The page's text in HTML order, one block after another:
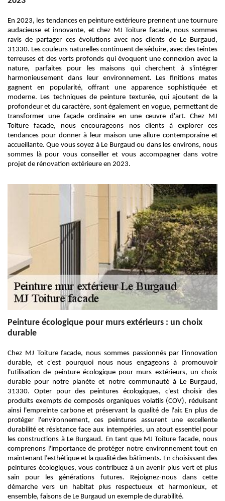
En 2023, les tendances en peinture extérieure prennent une tournure
audacieuse et innovante, et chez MJ Toiture facade, nous sommes
ravis de partager ces évolutions avec nos clients de Le Burgaud,
31330. Les couleurs naturelles continuent de séduire, avec des teintes
terreuses et des verts profonds qui évoquent une connexion avec la
nature, parfaites pour les maisons qui cherchent à s'intégrer
harmonieusement dans leur environnement. Les finitions mates
gagnent en popularité, offrant une apparence sophistiquée et
moderne. Les techniques de peinture texturée, qui ajoutent de la
profondeur et du caractère, sont également en vogue, permettant de
transformer une façade ordinaire en une œuvre d'art. Chez MJ
Toiture facade, nous encourageons nos clients à explorer ces
tendances pour donner à leur maison une allure contemporaine et
accueillante. Que vous soyez à Le Burgaud ou dans les environs, nous
sommes là pour vous conseiller et vous accompagner dans votre
projet de rénovation extérieure en 2023.
Peinture écologique pour murs extérieurs : un choix
durable
Chez MJ Toiture facade, nous sommes passionnés par l'innovation
durable, et c'est pourquoi nous nous engageons à promouvoir
l'utilisation de peinture écologique pour murs extérieurs, un choix
durable pour notre planète et notre communauté à Le Burgaud,
31330. Opter pour des peintures écologiques, c'est choisir des
produits exempts de composés organiques volatils (COV), réduisant
ainsi l'empreinte carbone et préservant la qualité de l'air. En plus de
protéger l'environnement, ces peintures assurent une excellente
durabilité et résistance face aux intempéries, un atout essentiel pour
les constructions à Le Burgaud. En tant que MJ Toiture facade, nous
comprenons l'importance de protéger notre environnement tout en
maintenant l’esthétique et la qualité des bâtiments. En choisissant des
peintures écologiques, vous contribuez à un avenir plus vert et plus
sain pour les générations futures. Rejoignez-nous dans cette
démarche vers un habitat plus respectueux et harmonieux, et
ensemble, faisons de Le Burgaud un exemple de durabilité.